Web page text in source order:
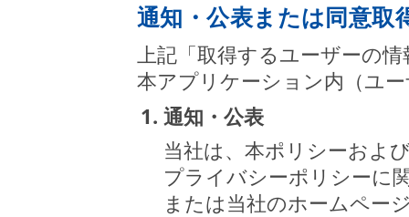
通知・公表または同意取
上記「取得するユーザーの
本アプリケーション内（ユ
1. 通知・公表
当社は、本ポリシーおよ
プライバシーポリシーに
または当社のホームペー